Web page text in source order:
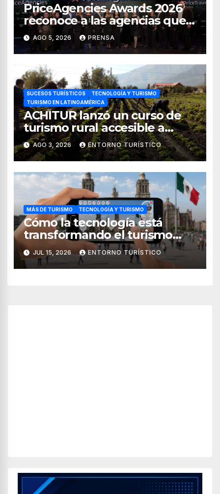
PriceAgencies Awards 2026
reconoce a las agencias que
impulsan el crecimiento del
turismo en México
AGO 5, 2026 PRENSA
SUCESOS TURÍSTICOS
TECNOLOGÍA Y TURISMO
TURISMO EN LATINOAMÉRICA
ACHITUR lanzó un curso de
turismo rural accesible a
través de WhatsApp
AGO 3, 2026 ENTORNO TURÍSTICO
MÁS DE TURISMO TECNOLOGÍA Y TURISMO
Cómo la tecnología está
transformando el turismo
internacional en México
JUL 15, 2026 ENTORNO TURÍSTICO